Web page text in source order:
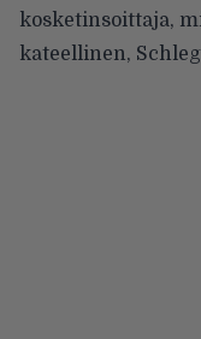
kosketinsoittaja,
kateellinen,